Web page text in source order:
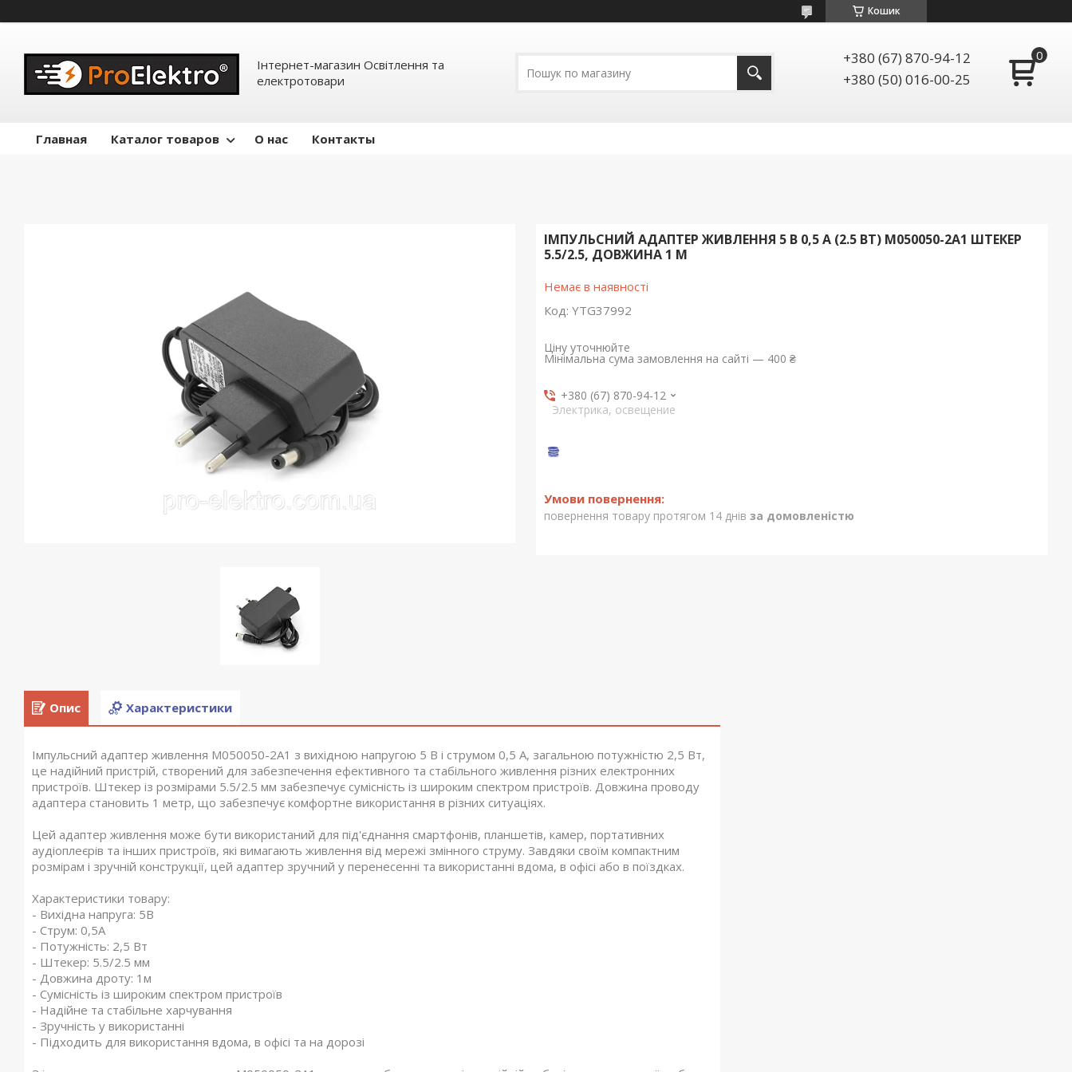
Кошик
Інтернет-магазин Освітлення та
електротовари
+380 (67) 870-94-12
+380 (50) 016-00-25
Главная Каталог товаров О нас Контакты
ІМПУЛЬСНИЙ АДАПТЕР ЖИВЛЕННЯ 5 В 0,5 А (2.5 ВТ) M050050-2A1 ШТЕКЕР
5.5/2.5, ДОВЖИНА 1 М
Немає в наявності
Код: YTG37992
Ціну уточнюйте
Мінімальна сума замовлення на сайті — 400 ₴
+380 (67) 870-94-12
Электрика, освещение
повернення товару протягом 14 днів за домовленістю
Опис Характеристики
Імпульсний адаптер живлення M050050-2A1 з вихідною напругою 5 В і струмом 0,5 А, загальною потужністю 2,5 Вт,
це надійний пристрій, створений для забезпечення ефективного та стабільного живлення різних електронних
пристроїв. Штекер із розмірами 5.5/2.5 мм забезпечує сумісність із широким спектром пристроїв. Довжина проводу
адаптера становить 1 метр, що забезпечує комфортне використання в різних ситуаціях.
Цей адаптер живлення може бути використаний для під'єднання смартфонів, планшетів, камер, портативних
аудіоплеєрів та інших пристроїв, які вимагають живлення від мережі змінного струму. Завдяки своїм компактним
розмірам і зручній конструкції, цей адаптер зручний у перенесенні та використанні вдома, в офісі або в поїздках.
Характеристики товару:
- Вихідна напруга: 5В
- Струм: 0,5А
- Потужність: 2,5 Вт
- Штекер: 5.5/2.5 мм
- Довжина дроту: 1м
- Сумісність із широким спектром пристроїв
- Надійне та стабільне харчування
- Зручність у використанні
- Підходить для використання вдома, в офісі та на дорозі